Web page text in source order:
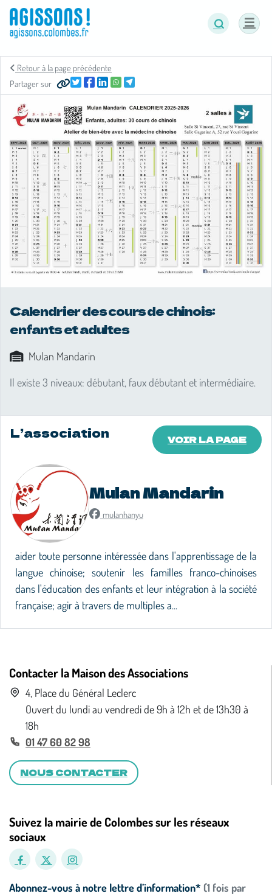
Retour à la page précédente
Partager sur
Calendrier des cours de chinois:
enfants et adultes
Mulan Mandarin
Il existe 3 niveaux: débutant, faux débutant et intermédiaire.
L’association VOIR LA PAGE
Mulan Mandarin
mulanhanyu
aider toute personne intéressée dans l'apprentissage de la
langue chinoise; soutenir les familles franco-chinoises
dans l'éducation des enfants et leur intégration à la société
française; agir à travers de multiples a...
Contacter la Maison des Associations
4, Place du Général Leclerc
Ouvert du lundi au vendredi de 9h à 12h et de 13h30 à
18h
01 47 60 82 98
NOUS CONTACTER
Suivez la mairie de Colombes sur les réseaux
sociaux
Abonnez-vous à notre lettre d’information* (1 fois par
Panneau de gestion des cookies